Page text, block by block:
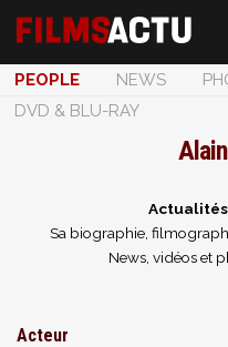
PEOPLE NEWS
DVD & BLU-RAY
Sa biographie,
News, vidéos et
Acteur